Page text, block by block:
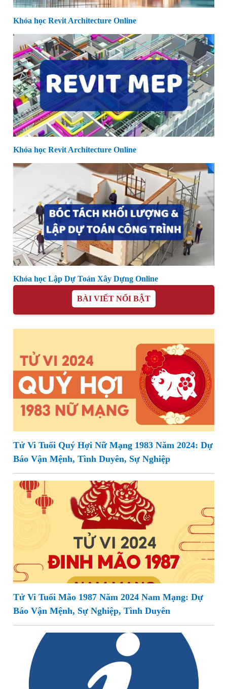
Khóa học Revit Architecture Online
Khóa học Revit Architecture Online
Khóa học Lập Dự Toán Xây Dựng Online
BÀI VIẾT NỔI BẬT
Tử Vi Tuổi Quý Hợi Nữ Mạng 1983 Năm 2024: Dự
Báo Vận Mệnh, Tình Duyên, Sự Nghiệp
Tử Vi Tuổi Mão 1987 Năm 2024 Nam Mạng: Dự
Báo Vận Mệnh, Sự Nghiệp, Tình Duyên